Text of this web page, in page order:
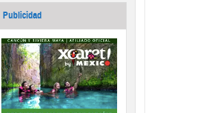
Publicidad